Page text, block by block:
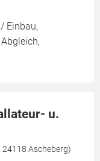
Einbau,
u.
Ascheberg)